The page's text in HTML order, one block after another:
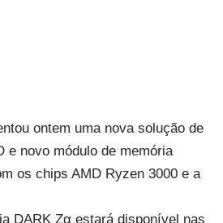
ontem uma nova solução de
e novo módulo de memória
os chips AMD Ryzen 3000 e a
DARK Zα estará disponível nas